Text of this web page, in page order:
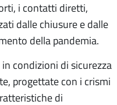
i contatti diretti,
dalle chiusure e dalle
della pandemia.
condizioni di sicurezza
progettate con i crismi
di